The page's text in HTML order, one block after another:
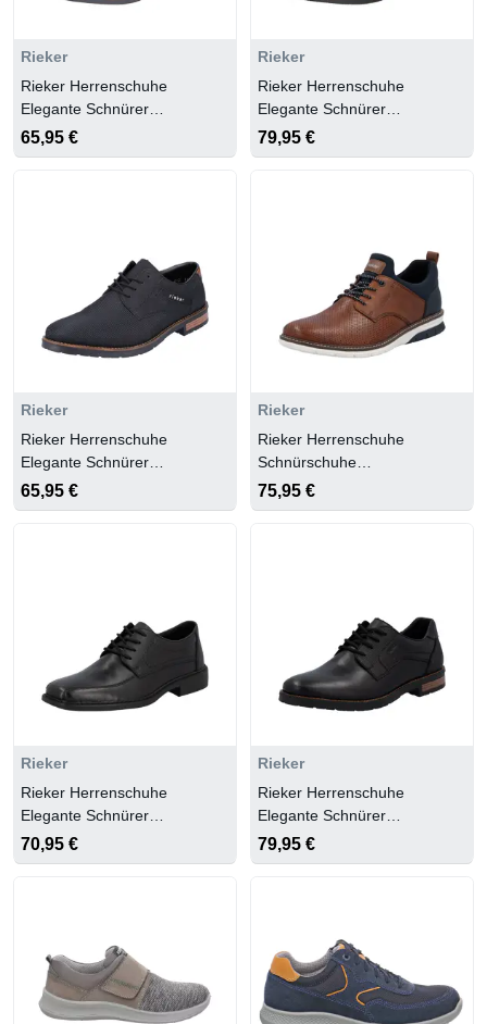
Rieker
Rieker Herrenschuhe
Elegante Schnürer
schwarz/mogano
65,95 €
Rieker
Rieker Herrenschuhe
Elegante Schnürer
muskat/smoke
79,95 €
Rieker
Rieker Herrenschuhe
Elegante Schnürer
schwarz/schwarz/mandel
65,95 €
Rieker
Rieker Herrenschuhe
Schnürschuhe
gaucho/lake/navy/amaretto
75,95 €
Rieker
Rieker Herrenschuhe
Elegante Schnürer
nero/schwarz
70,95 €
Rieker
Rieker Herrenschuhe
Elegante Schnürer
nero/schwarz
79,95 €